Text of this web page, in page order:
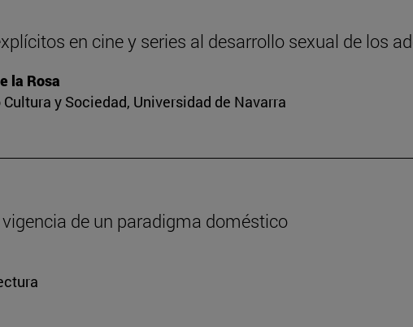
en cine y series al desarrollo sexual de los
la Rosa
y Sociedad, Universidad de Navarra
de un paradigma doméstico